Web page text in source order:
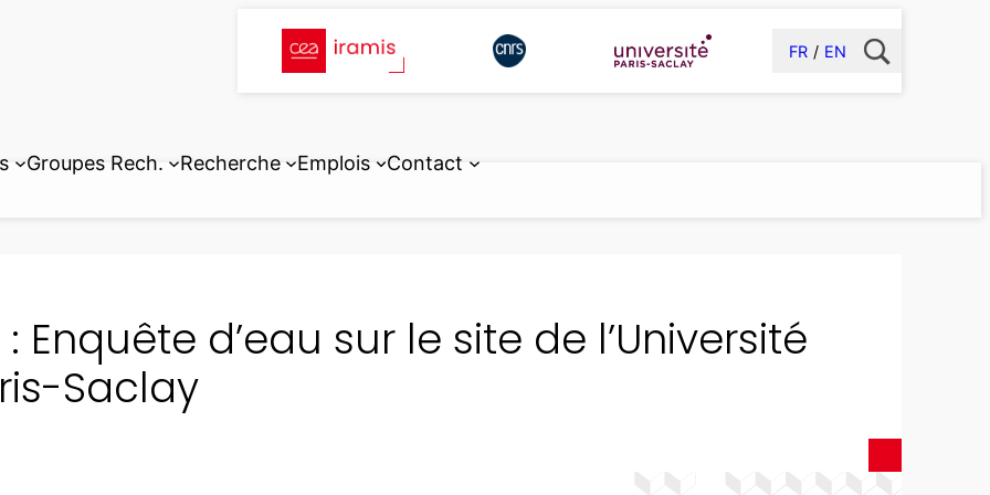
FR EN
Groupes Rech. Recherche Emplois Contact
: Enquête d’eau sur le site de l’Université
Saclay